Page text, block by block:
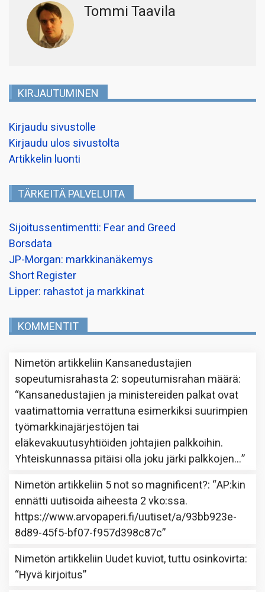
Tommi Taavila
KIRJAUTUMINEN
Kirjaudu sivustolle
Kirjaudu ulos sivustolta
Artikkelin luonti
TÄRKEITÄ PALVELUITA
Sijoitussentimentti: Fear and Greed
Borsdata
JP-Morgan: markkinanäkemys
Short Register
Lipper: rahastot ja markkinat
KOMMENTIT
Nimetön artikkeliin Kansanedustajien
sopeutumisrahasta 2: sopeutumisrahan määrä:
“Kansanedustajien ja ministereiden palkat ovat
vaatimattomia verrattuna esimerkiksi suurimpien
työmarkkinajärjestöjen tai
eläkevakuutusyhtiöiden johtajien palkkoihin.
Yhteiskunnassa pitäisi olla joku järki palkkojen…”
Nimetön artikkeliin 5 not so magnificent?: “AP:kin
ennätti uutisoida aiheesta 2 vko:ssa.
https://www.arvopaperi.fi/uutiset/a/93bb923e-
8d89-45f5-bf07-f957d398c87c”
Nimetön artikkeliin Uudet kuviot, tuttu osinkovirta:
“Hyvä kirjoitus”